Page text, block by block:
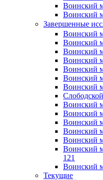
Воинский
Воинский
Завершенные
Воинский
Воинский
Воинский
Воинский
Воинский
Воинский
Воинский
Воинский
Воинский
Воинский
Воинский
Воинский
Воинский
121
Воинский
Текущие